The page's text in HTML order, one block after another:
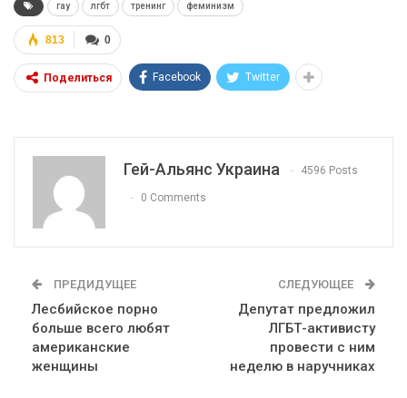
гау лгбт тренинг феминизм
0
813
Поделиться Facebook Twitter
Гей-Альянс Украина 4596 Posts
0 Comments
ПРЕДИДУЩЕЕ
Лесбийское порно
больше всего любят
американские
женщины
СЛЕДУЮЩЕЕ
Депутат предложил
ЛГБТ-активисту
провести с ним
неделю в наручниках